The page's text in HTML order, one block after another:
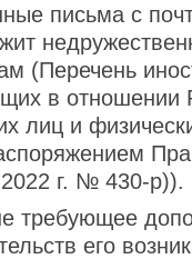
письма с
(Перечень
в отношении
лиц и
г. № 430-р)).
требующее
его